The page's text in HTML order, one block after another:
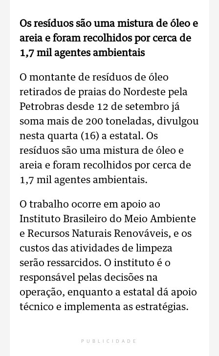
Os resíduos são uma mistura de óleo e
areia e foram recolhidos por cerca de
1,7 mil agentes ambientais
O montante de resíduos de óleo
retirados de praias do Nordeste pela
Petrobras desde 12 de setembro já
soma mais de 200 toneladas, divulgou
nesta quarta (16) a estatal. Os
resíduos são uma mistura de óleo e
areia e foram recolhidos por cerca de
1,7 mil agentes ambientais.
O trabalho ocorre em apoio ao
Instituto Brasileiro do Meio Ambiente
e Recursos Naturais Renováveis, e os
custos das atividades de limpeza
serão ressarcidos. O instituto é o
responsável pelas decisões na
operação, enquanto a estatal dá apoio
técnico e implementa as estratégias.
PUBLICIDADE